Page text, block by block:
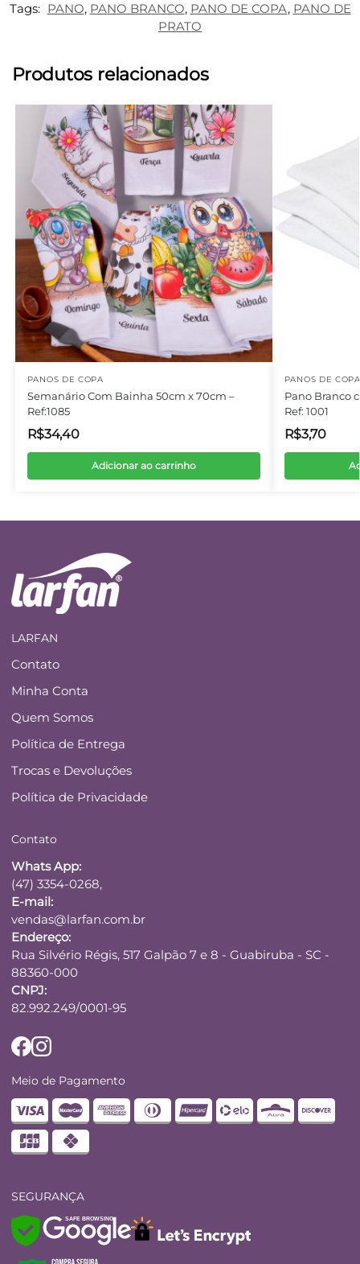
Tags: PANO, PANO BRANCO, PANO DE COPA, PANO DE
PRATO
Produtos relacionados
PANOS DE COPA
Semanário Com Bainha 50cm x 70cm –
Ref:1085
R$34,40
Adicionar ao carrinho
PANOS DE COPA
Pano Branco
Ref: 1001
R$3,70
LARFAN
Contato
Minha Conta
Quem Somos
Política de Entrega
Trocas e Devoluções
Política de Privacidade
Contato
Whats App:
(47) 3354-0268,
E-mail:
vendas@larfan.com.br
Endereço:
Rua Silvério Régis, 517 Galpão 7 e 8 - Guabiruba - SC -
88360-000
CNPJ:
82.992.249/0001-95
Meio de Pagamento
SEGURANÇA
SAFE BROWSING